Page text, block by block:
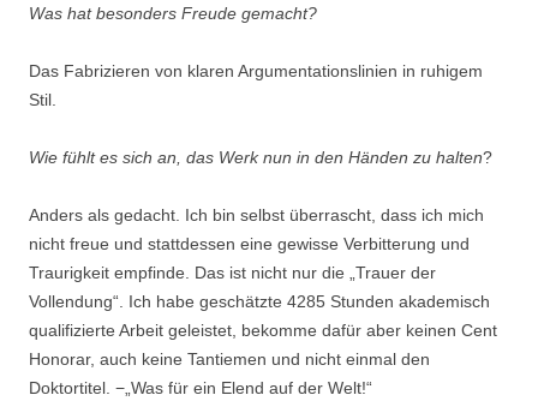
Was hat besonders Freude gemacht?
Das Fabrizieren von klaren Argumentationslinien in ruhigem
Stil.
Wie fühlt es sich an, das Werk nun in den Händen zu halten?
Anders als gedacht. Ich bin selbst überrascht, dass ich mich
nicht freue und stattdessen eine gewisse Verbitterung und
Traurigkeit empfinde. Das ist nicht nur die „Trauer der
Vollendung“. Ich habe geschätzte 4285 Stunden akademisch
qualifizierte Arbeit geleistet, bekomme dafür aber keinen Cent
Honorar, auch keine Tantiemen und nicht einmal den
Doktortitel. −„Was für ein Elend auf der Welt!“